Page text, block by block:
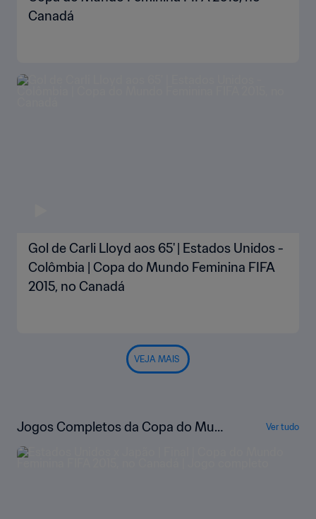
Canadá
Gol de Carli Lloyd aos 65' | Estados Unidos -
Colômbia | Copa do Mundo Feminina FIFA
2015, no Canadá
VEJA MAIS
Jogos Completos da Copa do Mun
do Feminina da FIFA de 2015, no Ca
nadá
Ver tudo